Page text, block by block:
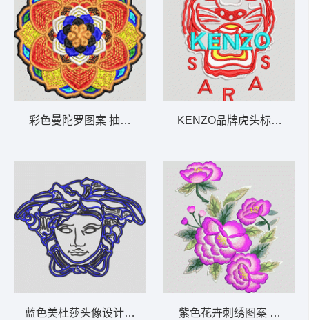
彩色曼陀罗图案 抽象 圆
蓝色美杜莎头像设计 范思哲
KENZO品牌虎头标志 虎头
紫色花卉刺绣图案 靓花 旗